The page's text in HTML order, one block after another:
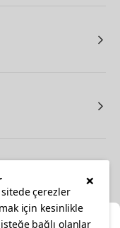
×
çerezler
için kesinlikle
bağlı olanlar